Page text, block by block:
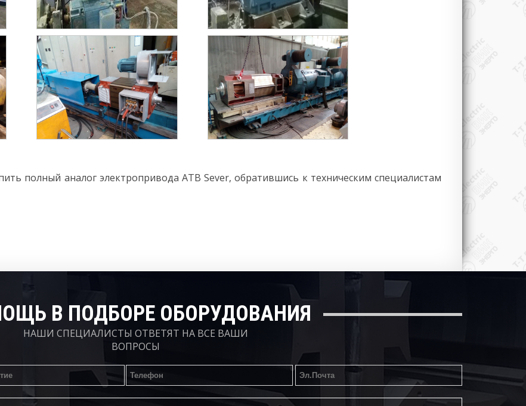
полный аналог электропривода ATB Sever, обратившись к техническим специалистам
В ПОДБОРЕ ОБОРУДОВАНИЯ
НАШИ СПЕЦИАЛИСТЫ ОТВЕТЯТ НА ВСЕ ВАШИ
ВОПРОСЫ